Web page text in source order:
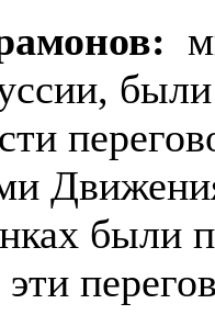
были
эти